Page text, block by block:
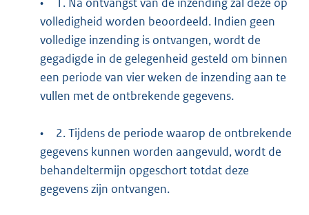
volledigheid worden beoordeeld. Indien geen
volledige inzending is ontvangen, wordt de
gegadigde in de gelegenheid gesteld om binnen
een periode van vier weken de inzending aan te
vullen met de ontbrekende gegevens.
•
2. Tijdens de periode waarop de ontbrekende
gegevens kunnen worden aangevuld, wordt de
behandeltermijn opgeschort totdat deze
gegevens zijn ontvangen.